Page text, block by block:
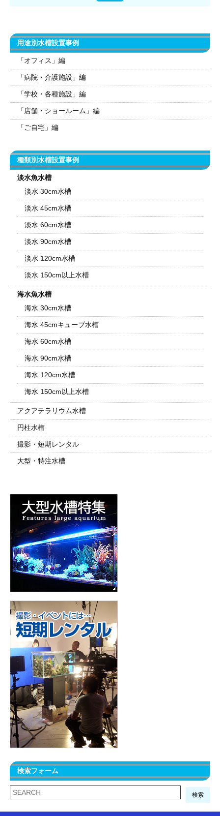
用途別水槽設置事例
「オフィス」編
「病院・介護施設」編
「学校・各種施設」編
「店舗・ショールーム」編
「ご自宅」編
種類別水槽設置事例
淡水魚水槽
淡水 30cm水槽
淡水 45cm水槽
淡水 60cm水槽
淡水 90cm水槽
淡水 120cm水槽
淡水 150cm以上水槽
海水魚水槽
海水 30cm水槽
海水 45cmキューブ水槽
海水 60cm水槽
海水 90cm水槽
海水 120cm水槽
海水 150cm以上水槽
アクアテラリウム水槽
円柱水槽
撮影・短期レンタル
大型・特注水槽
検索フォーム
検索